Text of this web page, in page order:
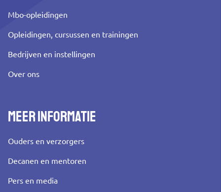
Mbo-opleidingen
Opleidingen, cursussen en trainingen
Bedrijven en instellingen
Over ons
Meer informatie
Ouders en verzorgers
Decanen en mentoren
Pers en media